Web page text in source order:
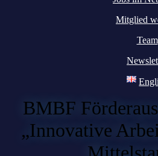
Mitglied
Team
BMBF
„Innovative